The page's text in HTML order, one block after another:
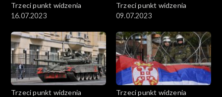
Trzeci punkt widzenia
16.07.2023
Trzeci punkt widzenia
09.07.2023
Trzeci punkt widzenia
Trzeci punkt widzenia